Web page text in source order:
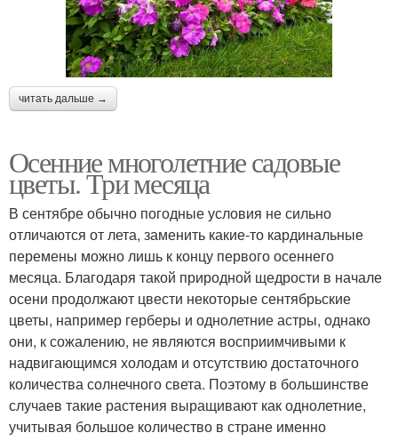
читать дальше →
Осенние многолетние садовые
цветы. Три месяца
В сентябре обычно погодные условия не сильно
отличаются от лета, заменить какие-то кардинальные
перемены можно лишь к концу первого осеннего
месяца. Благодаря такой природной щедрости в начале
осени продолжают цвести некоторые сентябрьские
цветы, например герберы и однолетние астры, однако
они, к сожалению, не являются восприимчивыми к
надвигающимся холодам и отсутствию достаточного
количества солнечного света. Поэтому в большинстве
случаев такие растения выращивают как однолетние,
учитывая большое количество в стране именно